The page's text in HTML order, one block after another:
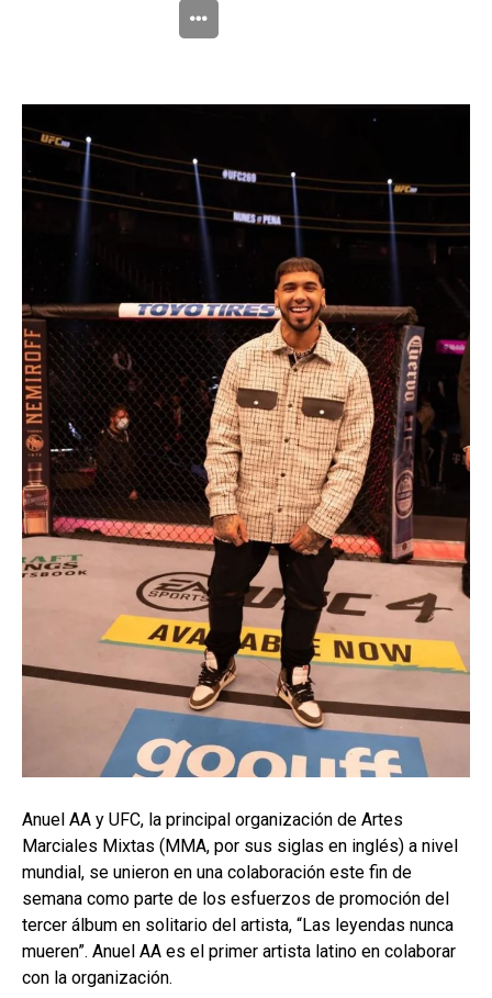
Anuel AA y UFC, la principal organización de Artes
Marciales Mixtas (MMA, por sus siglas en inglés) a nivel
mundial, se unieron en una colaboración este fin de
semana como parte de los esfuerzos de promoción del
tercer álbum en solitario del artista, “Las leyendas nunca
mueren”. Anuel AA es el primer artista latino en colaborar
con la organización.